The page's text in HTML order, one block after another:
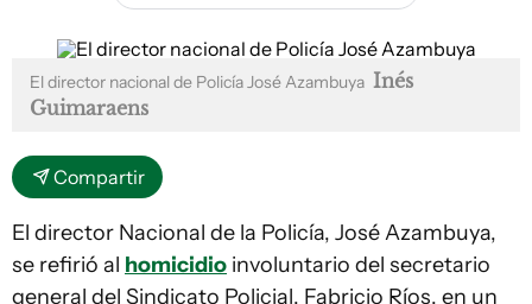
El director nacional de Policía José Azambuya Inés
Guimaraens
Compartir
El director Nacional de la Policía, José Azambuya,
se refirió al homicidio involuntario del secretario
general del Sindicato Policial, Fabricio Ríos, en un